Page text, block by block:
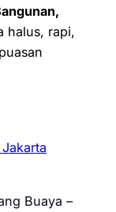
halus, rapi,
Buaya –